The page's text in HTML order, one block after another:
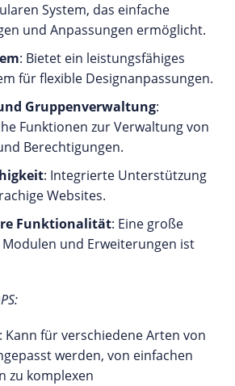
System, das einfache
und Anpassungen ermöglicht.
: Bietet ein leistungsfähiges
für flexible Designanpassungen.
Gruppenverwaltung:
Funktionen zur Verwaltung von
Berechtigungen.
: Integrierte Unterstützung
Websites.
Funktionalität: Eine große
Modulen und Erweiterungen ist
: Kann für verschiedene Arten von
werden, von einfachen
zu komplexen